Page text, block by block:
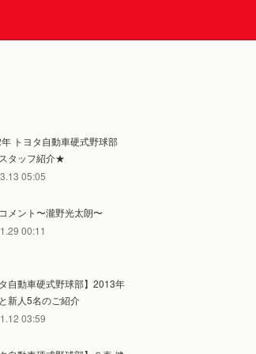
トヨタ自動車硬式野球部
タッフ紹介★
05:05
メント〜瀧野光太朗〜
00:11
タ自動車硬式野球部】2013年
新人5名のご紹介
03:59